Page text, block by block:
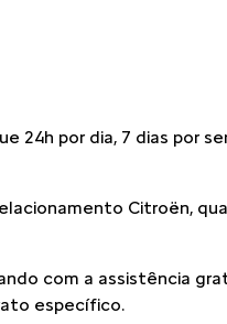
por dia, 7 dias por
Citroën,
com a assistência
específico.